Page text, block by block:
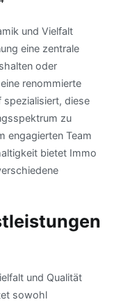
und Vielfalt
eine zentrale
oder
renommierte
spezialisiert, diese
zu
engagierten Team
bietet Immo
und Qualität
sowohl